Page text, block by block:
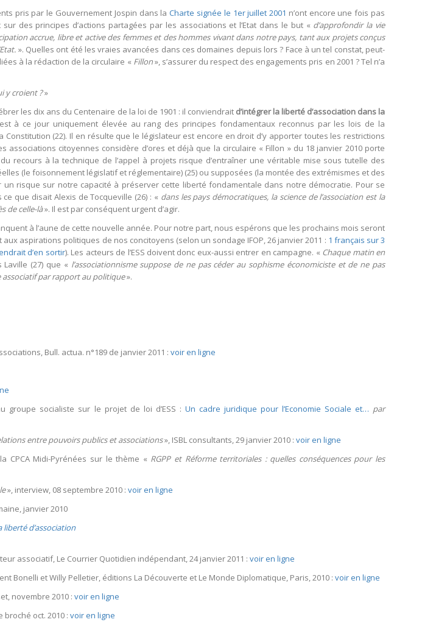
pris par le Gouvernement Jospin dans laCharte signée le 1er juillet 2001 n’ont encore une fois pas
des principes d’actions partagées par les associations et l’Etat dans le but « d’approfondir la vie
accrue, libre et active des femmes et des hommes vivant dans notre pays, tant aux projets conçus
». Quelles ont été les vraies avancées dans ces domaines depuis lors ? Face à un tel constat, peut-
à la rédaction de la circulaire « Fillon», s’assurer du respect des engagements pris en 2001 ? Tel n’a
y croient ?»
les dix ans du Centenaire de la loi de 1901 : il conviendrait d’intégrer la liberté d’association dans la
à ce jour uniquement élevée au rang des principes fondamentaux reconnus par les lois de la
(22). Il en résulte que le législateur est encore en droit d’y apporter toutes les restrictions
associations citoyennes considère d’ores et déjà que la circulaire « Fillon » du 18 janvier 2010 porte
recours à la technique de l’appel à projets risque d’entraîner une véritable mise sous tutelle des
(le foisonnement législatif et réglementaire) (25) ou supposées (la montée des extrémismes et des
risque sur notre capacité à préserver cette liberté fondamentale dans notre démocratie. Pour se
que disait Alexis de Tocqueville (26) : « dans les pays démocratiques, la science de l’association est la
de celle-là». Il est par conséquent urgent d’agir.
à l’aune de cette nouvelle année. Pour notre part, nous espérons que les prochains mois seront
aspirations politiques de nos concitoyens (selon un sondage IFOP, 26 janvier 2011 : 1 français sur 3
d’en sortir). Les acteurs de l’ESS doivent donc eux-aussi entrer en campagne. « Chaque matin en
(27) que « l’associationnisme suppose de ne pas céder au sophisme économiciste et de ne pas
par rapport au politique».
Bull. actua. n°189 de janvier 2011 : voir en ligne
groupe socialiste sur le projet de loi d’ESS : Un cadre juridique pour l’Economie Sociale et… par
entre pouvoirs publics et associations», ISBL consultants, 29 janvier 2010 : voir en ligne
CPCA Midi-Pyrénées sur le thème « RGPP et Réforme territoriales : quelles conséquences pour les
», interview, 08 septembre 2010 : voir en ligne
janvier 2010
liberté d’association
associatif, Le Courrier Quotidien indépendant, 24 janvier 2011 : voir en ligne
Bonelli et Willy Pelletier, éditions La Découverte et Le Monde Diplomatique, Paris, 2010 : voir en ligne
novembre 2010 : voir en ligne
broché oct. 2010 : voir en ligne